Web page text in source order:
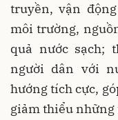
truyền, vận
môi trường,
quả nước sạch;
người dân với
hướng tích cực,
giảm thiểu những